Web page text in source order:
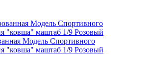
Модель Спортивного
"ковша" маштаб 1/9 Розовый